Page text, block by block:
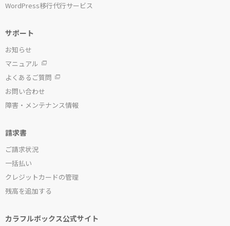
WordPress移行代行サービス
サポート
お知らせ
マニュアル
よくあるご質問
お問い合わせ
障害・メンテナンス情報
請求書
ご請求状況
一括払い
クレジットカードの管理
残高を追加する
カラフルボックス公式サイト